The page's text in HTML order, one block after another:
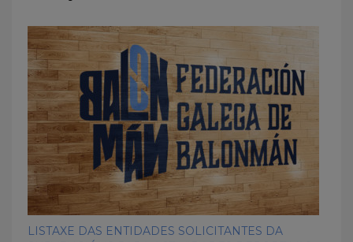
LISTAXE DAS ENTIDADES SOLICITANTES DA